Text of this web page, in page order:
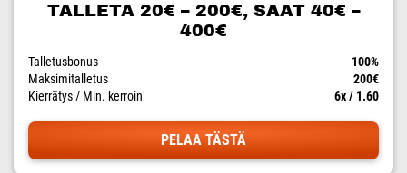
TALLETA 20€ – 200€, SAAT 40€ –
400€
Talletusbonus
100%
Maksimitalletus
200€
Kierrätys / Min. kerroin
6x / 1.60
PELAA TÄSTÄ